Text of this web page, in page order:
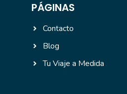
PÁGINAS
Contacto
Blog
Tu Viaje a Medida